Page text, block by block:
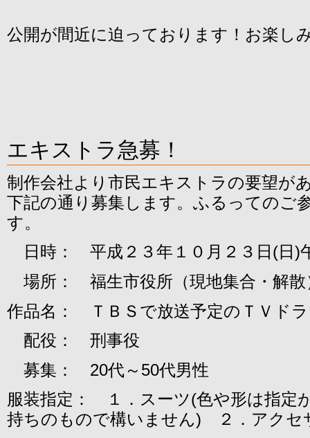
公開が間近に迫っております！お楽し
エキストラ急募！
制作会社より市民エキストラの要望が
下記の通り募集します。ふるってのご
す。
日時： 平成２３年１０月２３日(日)
場所： 福生市役所（現地集合・解散
作品名： ＴＢＳで放送予定のＴＶド
配役： 刑事役
募集： 20代～50代男性
服装指定： １．スーツ(色や形は指定
持ちのもので構いません) ２．アクセ